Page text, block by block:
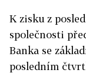
K zisku z
společnosti
Banka se
posledním